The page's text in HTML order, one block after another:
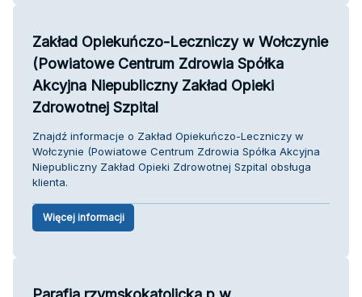
Zakład Opiekuńczo-Leczniczy w Wołczynie
(Powiatowe Centrum Zdrowia Spółka
Akcyjna Niepubliczny Zakład Opieki
Zdrowotnej Szpital
Znajdź informacje o Zakład Opiekuńczo-Leczniczy w
Wołczynie (Powiatowe Centrum Zdrowia Spółka Akcyjna
Niepubliczny Zakład Opieki Zdrowotnej Szpital obsługa
klienta.
Więcej informacji